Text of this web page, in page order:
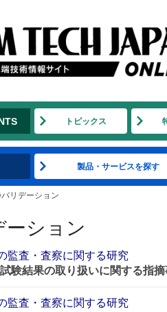
トピックス
製品・サービスを探す
リデーション
ーション
監査・査察に関する研究
験結果の取り扱いに関する指
監査・査察に関する研究